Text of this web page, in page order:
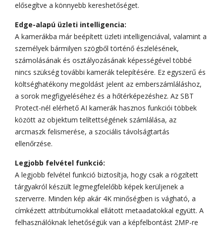
elősegítve a könnyebb kereshetőséget.
Edge-alapú üzleti intelligencia:
A kamerákba már beépített üzleti intelligenciával, valamint a
személyek bármilyen szögből történő észlelésének,
számolásának és osztályozásának képességével többé
nincs szükség további kamerák telepítésére. Ez egyszerű és
költséghatékony megoldást jelent az emberszámláláshoz,
a sorok megfigyeléséhez és a hőtérképezéshez. Az SBT
Protect-nél elérhető AI kamerák hasznos funkciói többek
között az objektum telítettségének számlálása, az
arcmaszk felismerése, a szociális távolságtartás
ellenőrzése.
Legjobb felvétel funkció:
A legjobb felvétel funkció biztosítja, hogy csak a rögzített
tárgyakról készült legmegfelelőbb képek kerüljenek a
szerverre. Minden kép akár 4K minőségben is vágható, a
címkézett attribútumokkal ellátott metaadatokkal együtt. A
felhasználóknak lehetőségük van a képfelbontást 2MP-re